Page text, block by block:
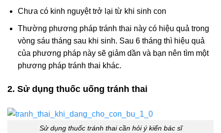
Chưa có kinh nguyệt trở lại từ khi sinh con
Thường phương pháp tránh thai này có hiệu quả trong
vòng sáu tháng sau khi sinh. Sau 6 tháng thì hiệu quả
của phương pháp này sẽ giảm dần và bạn nên tìm một
phương pháp tránh thai khác.
2. Sử dụng thuốc uống tránh thai
Sử dụng thuốc tránh thai cần hỏi ý kiến bác sĩ